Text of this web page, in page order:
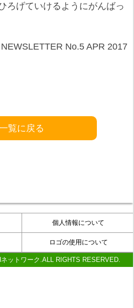
ろげていけるようにがんばっ
NEWSLETTER No.5 APR 2017
覧に戻る
個人情報について
ロゴの使用について
ットワーク.ALL RIGHTS RESERVED.